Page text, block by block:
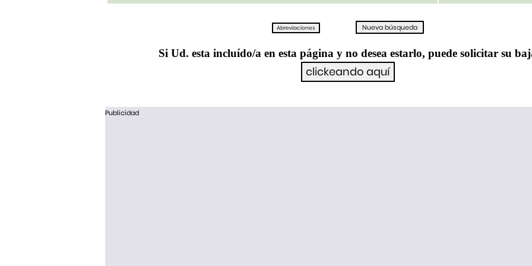
Si Ud. esta incluído/a en esta página y no desea estarlo, puede solicitar su
Publicidad